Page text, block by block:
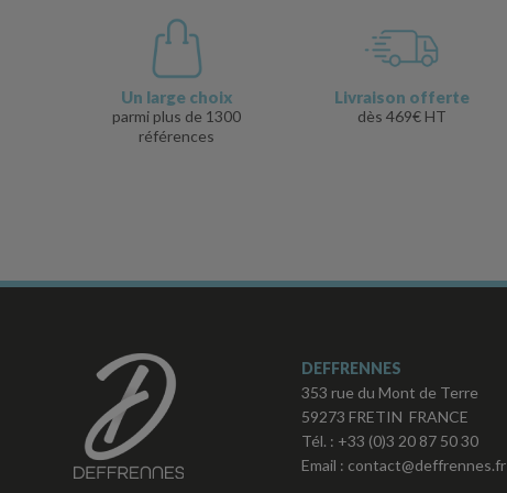
Un large choix
parmi plus de 1300
références
Livraison offerte
dès 469€ HT
DEFFRENNES
353 rue du Mont de Terre
59273 FRETIN FRANCE
Tél. : +33 (0)3 20 87 50 30
Email : contact@deffrennes.fr